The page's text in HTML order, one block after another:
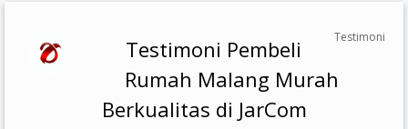
Testimoni
Testimoni Pembeli
Rumah Malang Murah
Berkualitas di JarCom